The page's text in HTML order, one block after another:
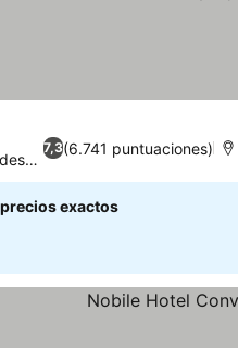
7,3(6.741 puntuaciones)
exactos